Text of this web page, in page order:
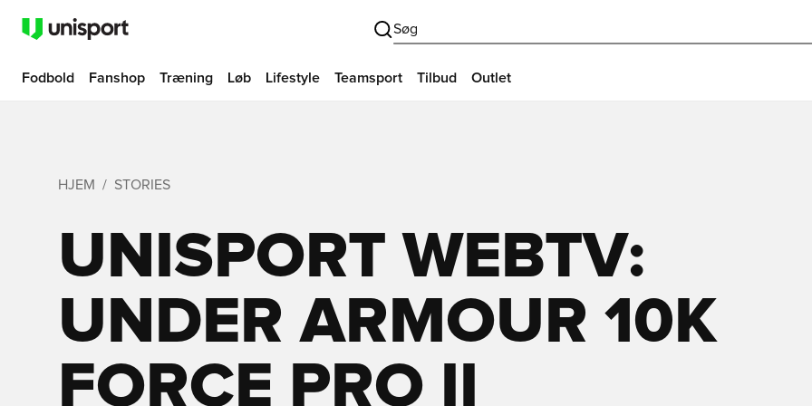
Søg
Fodbold Fanshop Træning Løb Lifestyle Teamsport Tilbud Outlet
HJEM STORIES
UNISPORT WEBTV:
UNDER ARMOUR 10K
FORCE PRO II